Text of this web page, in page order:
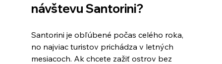
návštevu Santorini?
Santorini je obľúbené počas celého roka,
no najviac turistov prichádza v letných
mesiacoch. Ak chcete zažiť ostrov bez